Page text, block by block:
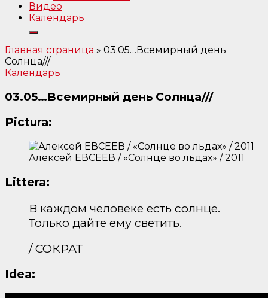
Видео
Календарь
Главная страница » 03.05…Всемирный день
Солнца///
Календарь
03.05…Всемирный день Солнца///
Pictura:
Алексей ЕВСЕЕВ / «Солнце во льдах» / 2011
Littera:
В каждом человеке есть солнце.
Только дайте ему светить.
/ СОКРАТ
Idea: